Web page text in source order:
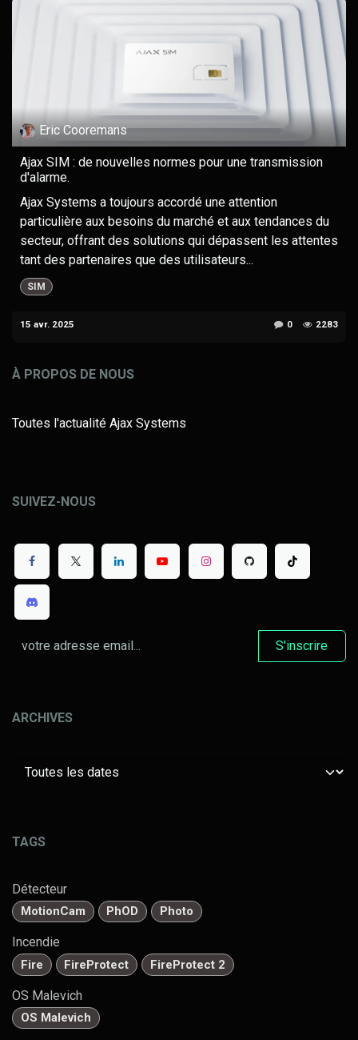
Eric Cooremans
Ajax SIM : de nouvelles normes pour une transmission
d'alarme.
Ajax Systems a toujours accordé une attention
particulière aux besoins du marché et aux tendances du
secteur, offrant des solutions qui dépassent les attentes
tant des partenaires que des utilisateurs...
SIM
15 avr. 2025 0 2283
À PROPOS DE NOUS
Toutes l'actualité Ajax Systems
SUIVEZ-NOUS
S'inscrire
ARCHIVES
TAGS
Détecteur
MotionCam PhOD Photo
Incendie
Fire FireProtect FireProtect 2
OS Malevich
OS Malevich